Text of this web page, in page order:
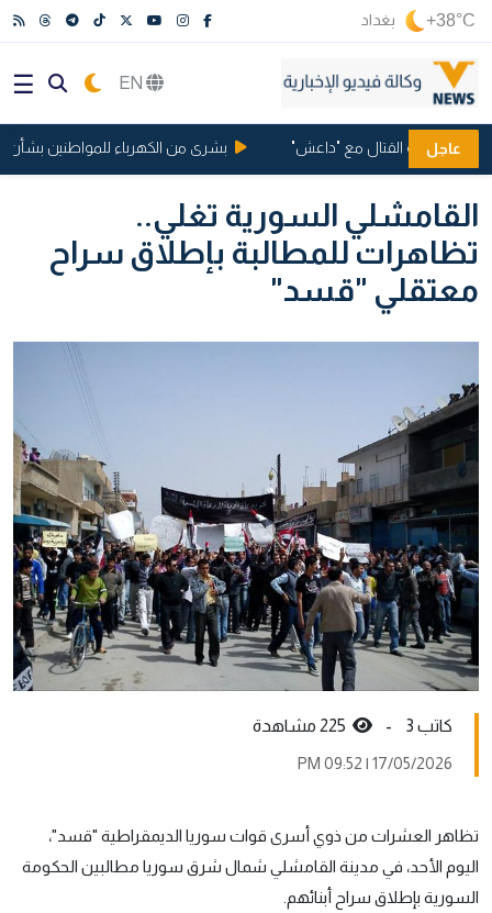
+38°C بغداد
عاجل
بتهمة القتال مع "داعش" بشرى من الكهرباء للمواطنين بشأن
القامشلي السورية تغلي..
تظاهرات للمطالبة بإطلاق سراح
معتقلي "قسد"
كاتب 3 -
17/05/2026 | 09:52 PM
تظاهر العشرات من ذوي أسرى قوات سوريا الديمقراطية "قسد"،
اليوم الأحد، في مدينة القامشلي شمال شرق سوريا مطالبين الحكومة
السورية بإطلاق سراح أبنائهم.